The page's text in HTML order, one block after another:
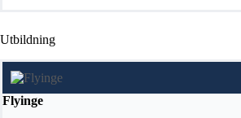
Utbildning
Flyinge